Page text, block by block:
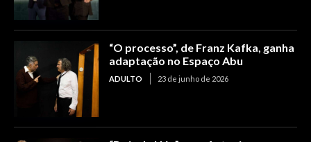
“O processo”, de Franz Kafka, ganha
adaptação no Espaço Abu
ADULTO 23 de junho de 2026